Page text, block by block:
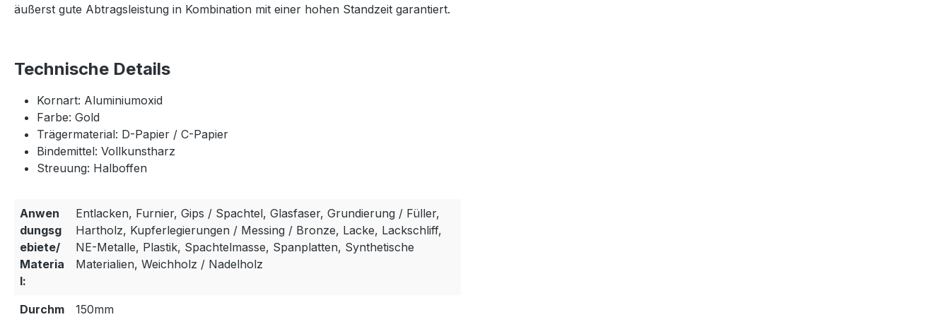
äußerst gute Abtragsleistung in Kombination mit einer hohen Standzeit garantiert.
Technische Details
Kornart: Aluminiumoxid
Farbe: Gold
Trägermaterial: D-Papier / C-Papier
Bindemittel: Vollkunstharz
Streuung: Halboffen
Anwen
dungsg
ebiete/
Materia
l:
Entlacken, Furnier, Gips / Spachtel, Glasfaser, Grundierung / Füller,
Hartholz, Kupferlegierungen / Messing / Bronze, Lacke, Lackschliff,
NE-Metalle, Plastik, Spachtelmasse, Spanplatten, Synthetische
Materialien, Weichholz / Nadelholz
Durchm
150mm